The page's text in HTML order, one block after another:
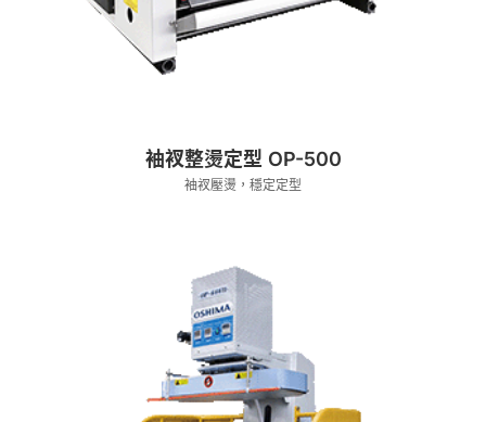
袖衩整燙定型 OP-500
袖衩壓燙，穩定定型